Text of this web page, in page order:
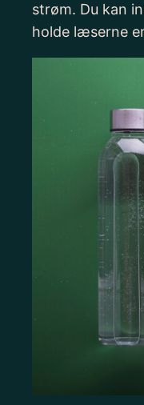
strøm. Du kan
holde læserne